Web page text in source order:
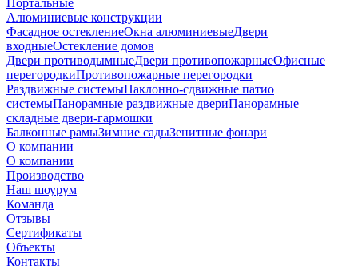
Портальные
Алюминиевые конструкции
Фасадное остеклениеОкна алюминиевыеДвери
входныеОстекление домов
Двери противодымныеДвери противопожарныеОфисные
перегородкиПротивопожарные перегородки
Раздвижные системыНаклонно-сдвижные патио
системыПанорамные раздвижные двериПанорамные
складные двери-гармошки
Балконные рамыЗимние садыЗенитные фонари
О компании
О компании
Производство
Наш шоурум
Команда
Отзывы
Сертификаты
Объекты
Контакты